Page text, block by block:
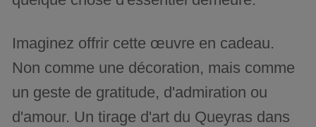
Imaginez offrir cette œuvre en cadeau.
Non comme une décoration, mais comme
un geste de gratitude, d'admiration ou
d'amour. Un tirage d'art du Queyras dans